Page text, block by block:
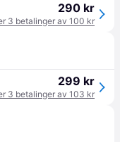
290 kr
3 betalinger av 100 kr
299 kr
3 betalinger av 103 kr